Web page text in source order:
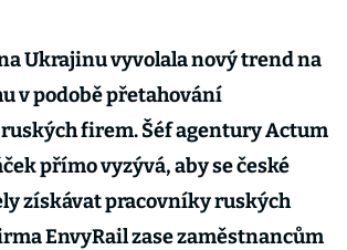
Ukrajinu vyvolala nový trend na
v podobě přetahování
firem. Šéf agentury Actum
přímo vyzývá, aby se české
získávat pracovníky ruských
EnvyRail zase zaměstnancům